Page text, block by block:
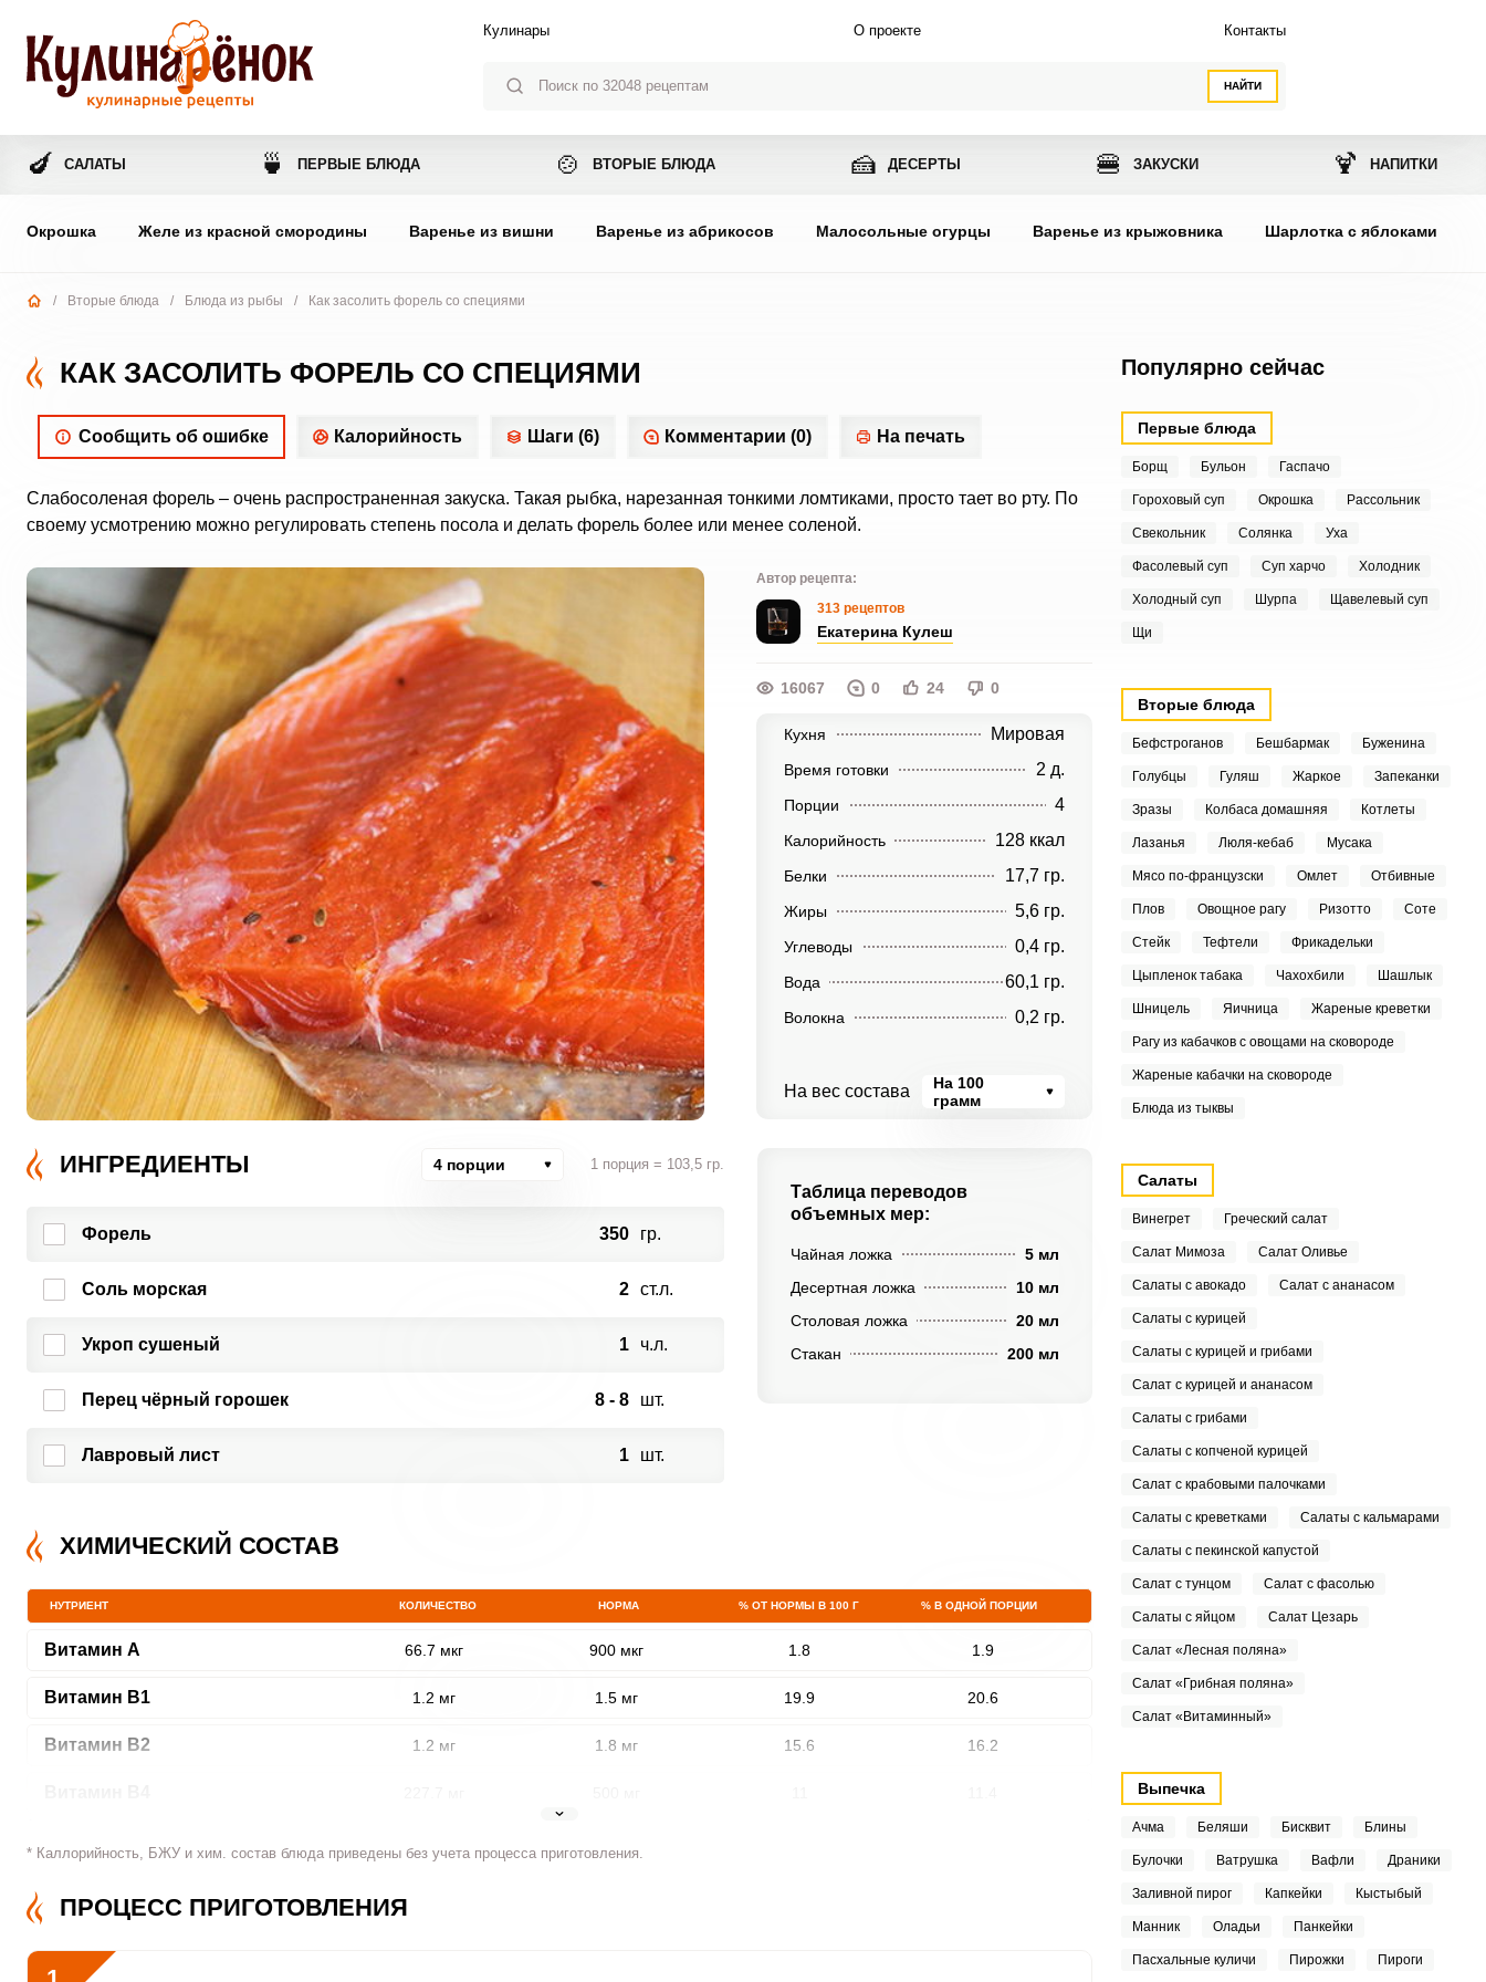
НАЙТИ
Кулинары О проекте Контакты
🍆 САЛАТЫ 🍵 ПЕРВЫЕ БЛЮДА 🍲 ВТОРЫЕ БЛЮДА 🍰 ДЕСЕРТЫ 🍔 ЗАКУСКИ 🍹 НАПИТКИ
Окрошка Желе из красной смородины Варенье из вишни Варенье из абрикосов Малосольные огурцы Варенье из крыжовника Шарлотка с яблоками
/ Вторые блюда / Блюда из рыбы / Как засолить форель со специями
КАК ЗАСОЛИТЬ ФОРЕЛЬ СО СПЕЦИЯМИ
Сообщить об ошибке Калорийность Шаги (6) Комментарии (0) На печать
Слабосоленая форель – очень распространенная закуска. Такая рыбка, нарезанная тонкими ломтиками, просто тает во рту. По
своему усмотрению можно регулировать степень посола и делать форель более или менее соленой.
Автор рецепта:
313 рецептов
Екатерина Кулеш
16067 0 24 0
Кухня Мировая
Время готовки 2 д.
Порции 4
Калорийность 128 ккал
Белки 17,7 гр.
Жиры 5,6 гр.
Углеводы 0,4 гр.
Вода 60,1 гр.
Волокна 0,2 гр.
На вес состава
На 100
грамм
ИНГРЕДИЕНТЫ 4 порции 1 порция = 103,5 гр.
Форель 350 гр.
Соль морская 2 ст.л.
Укроп сушеный 1 ч.л.
Перец чёрный горошек 8 - 8 шт.
Лавровый лист 1 шт.
Таблица переводов
объемных мер:
Чайная ложка
5 мл
Десертная ложка
10 мл
Столовая ложка
20 мл
Стакан
200 мл
ХИМИЧЕСКИЙ СОСТАВ
НУТРИЕНТ КОЛИЧЕСТВО НОРМА % ОТ НОРМЫ В 100 Г % В ОДНОЙ ПОРЦИИ
Витамин A 66.7 мкг 900 мкг 1.8 1.9
Витамин В1 1.2 мг 1.5 мг 19.9 20.6
Витамин В2 1.2 мг 1.8 мг 15.6 16.2
* Каллорийность, БЖУ и хим. состав блюда приведены без учета процесса приготовления.
ПРОЦЕСС ПРИГОТОВЛЕНИЯ
Популярно сейчас
Первые блюда
Борщ Бульон Гаспачо
Гороховый суп Окрошка Рассольник
Свекольник Солянка Уха
Фасолевый суп Суп харчо Холодник
Холодный суп Шурпа Щавелевый суп
Щи
Вторые блюда
Бефстроганов Бешбармак Буженина
Голубцы Гуляш Жаркое Запеканки
Зразы Колбаса домашняя Котлеты
Лазанья Люля-кебаб Мусака
Мясо по-французски Омлет Отбивные
Плов Овощное рагу Ризотто Соте
Стейк Тефтели Фрикадельки
Цыпленок табака Чахохбили Шашлык
Шницель Яичница Жареные креветки
Рагу из кабачков с овощами на сковороде
Жареные кабачки на сковороде
Блюда из тыквы
Салаты
Винегрет Греческий салат
Салат Мимоза Салат Оливье
Салаты с авокадо Салат с ананасом
Салаты с курицей
Салаты с курицей и грибами
Салат с курицей и ананасом
Салаты с грибами
Салаты с копченой курицей
Салат с крабовыми палочками
Салаты с креветками Салаты с кальмарами
Салаты с пекинской капустой
Салат с тунцом Салат с фасолью
Салаты с яйцом Салат Цезарь
Салат «Лесная поляна»
Салат «Грибная поляна»
Салат «Витаминный»
Выпечка
Ачма Беляши Бисквит Блины
Булочки Ватрушка Вафли Драники
Заливной пирог Капкейки Кыстыбый
Манник Оладьи Панкейки
Пасхальные куличи Пирожки Пироги